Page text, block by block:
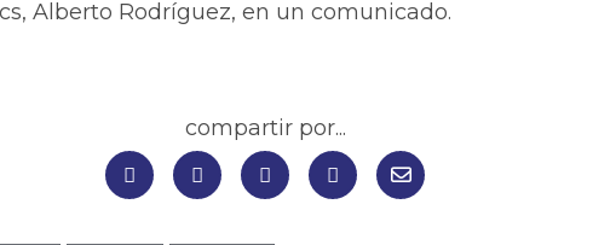
Alberto Rodríguez, en un comunicado.
compartir por...